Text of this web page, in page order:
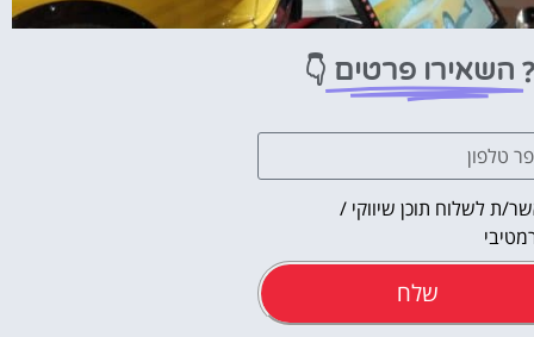
השאירו פרטים 👇
ת לשלוח תוכן שיווקי /
שלח